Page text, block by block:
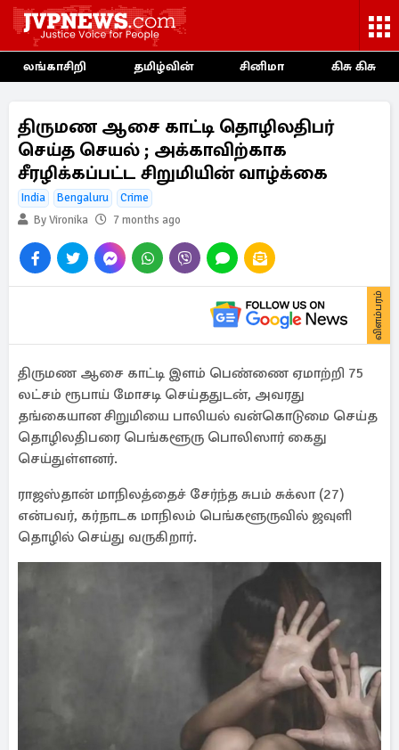
லங்காசிறி தமிழ்வின் சினிமா கிசு கிசு
திருமண ஆசை காட்டி தொழிலதிபர்
செய்த செயல் ; அக்காவிற்காக
சீரழிக்கப்பட்ட சிறுமியின் வாழ்க்கை
India Bengaluru
Crime
By Vironika
7 months ago
விளம்பரம்
திருமண ஆசை காட்டி இளம் பெண்ணை ஏமாற்றி 75
லட்சம் ரூபாய் மோசடி செய்ததுடன், அவரது
தங்கையான சிறுமியை பாலியல் வன்கொடுமை செய்த
தொழிலதிபரை பெங்களூரு பொலிஸார் கைது
செய்துள்ளனர்.
ராஜஸ்தான் மாநிலத்தைச் சேர்ந்த சுபம் சுக்லா (27)
என்பவர், கர்நாடக மாநிலம் பெங்களூருவில் ஜவுளி
தொழில் செய்து வருகிறார்.